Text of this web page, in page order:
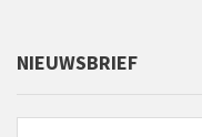
NIEUWSBRIEF